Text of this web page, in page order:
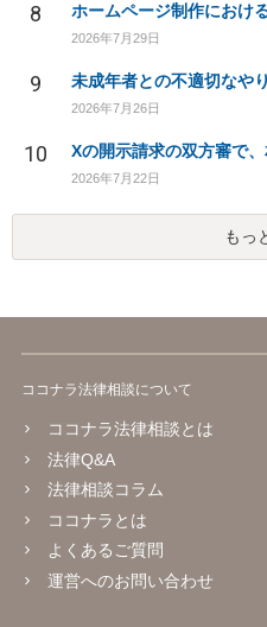
8
2026年7月29日
9 未成年者との不適切なや
2026年7月26日
10
2026年7月22日
もっ
ココナラ法律相談について
ココナラ法律相談とは
法律Q&A
法律相談コラム
ココナラとは
よくあるご質問
運営へのお問い合わせ